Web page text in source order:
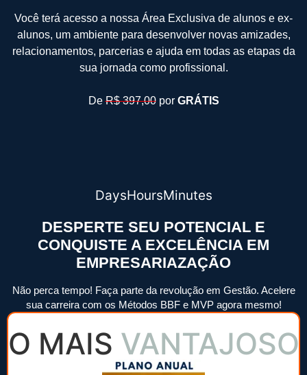
Você terá acesso a nossa Área Exclusiva de alunos e ex-
alunos, um ambiente para desenvolver novas amizades,
relacionamentos, parcerias e ajuda em todas as etapas da
sua jornada como profissional.
DeR$ 397,00por GRÁTIS
DaysHoursMinutes
DESPERTE SEU POTENCIAL E
CONQUISTE A EXCELÊNCIA EM
EMPRESARIAZAÇÃO
Não perca tempo! Faça parte da revolução em Gestão. Acelere
sua carreira com os Métodos BBF e MVP agora mesmo!
O MAIS VANTAJOSO